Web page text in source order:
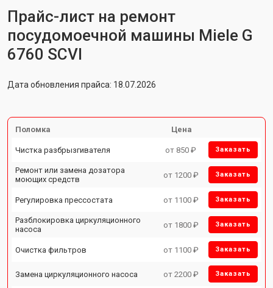
Прайс-лист на ремонт
посудомоечной машины Miele G
6760 SCVI
Дата обновления прайса: 18.07.2026
Поломка Цена
Чистка разбрызгивателя от 850 ₽ Заказать
Ремонт или замена дозатора
моющих средств
от 1200 ₽ Заказать
Регулировка прессостата от 1100 ₽ Заказать
Разблокировка циркуляционного
насоса
от 1800 ₽ Заказать
Очистка фильтров от 1100 ₽ Заказать
Замена циркуляционного насоса от 2200 ₽ Заказать